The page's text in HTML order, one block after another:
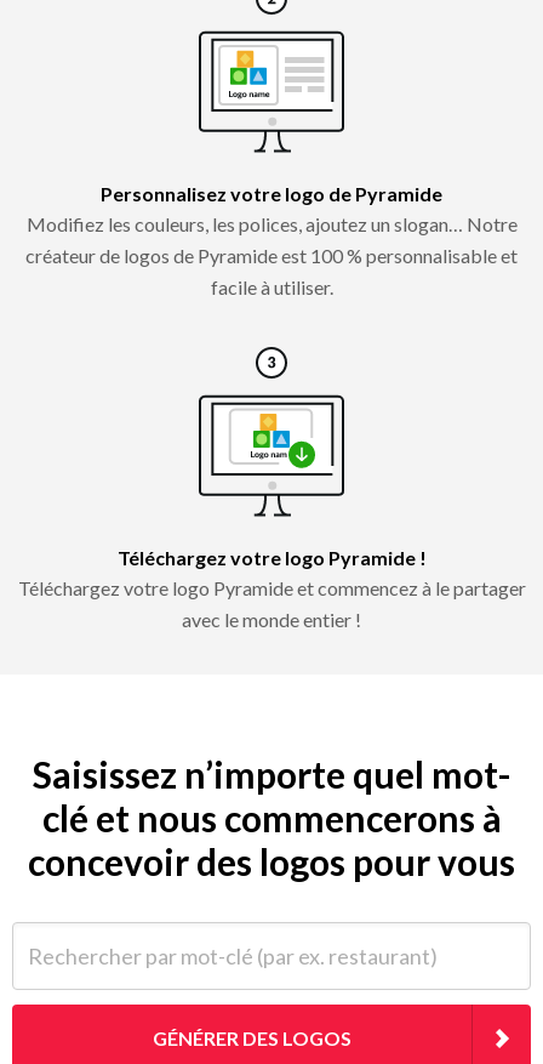
Personnalisez votre logo de Pyramide
Modifiez les couleurs, les polices, ajoutez un slogan… Notre
créateur de logos de Pyramide est 100 % personnalisable et
facile à utiliser.
Téléchargez votre logo Pyramide !
Téléchargez votre logo Pyramide et commencez à le partager
avec le monde entier !
Saisissez n’importe quel mot-
clé et nous commencerons à
concevoir des logos pour vous
GÉNÉRER DES LOGOS